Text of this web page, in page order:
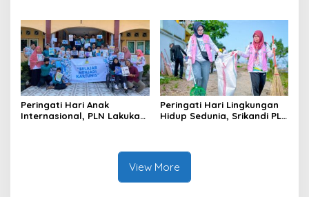
Peringati Hari Anak
Internasional, PLN Lakukan
Peringati Hari Lingkungan
Hidup Sedunia, Srikandi PLN
Kumpulkan Sampah
View More